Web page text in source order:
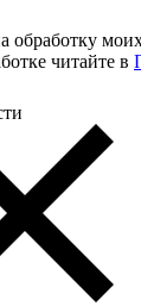
обработку
читайте в